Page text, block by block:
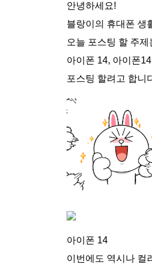
안녕하세요!
블랑이의 휴대폰 생
오늘 포스팅 할 주
아이폰 14, 아이폰
포스팅 할려고 합니
아이폰 14
이번에도 역시나 컬